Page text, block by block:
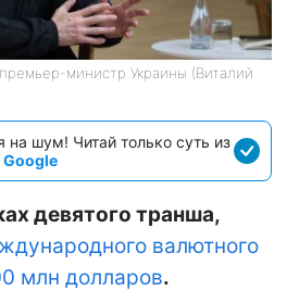
министр Украины (Виталий
на шум! Читай только суть из
Google
девятого транша,
валютного
млн долларов.